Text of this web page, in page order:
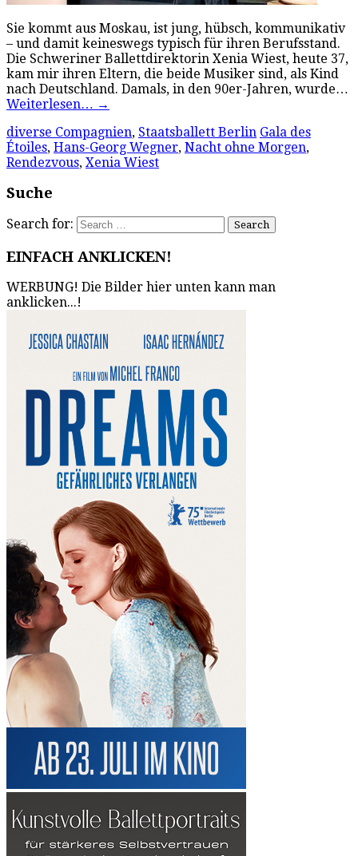
Sie kommt aus Moskau, ist jung, hübsch, kommunikativ
– und damit keineswegs typisch für ihren Berufsstand.
Die Schweriner Ballettdirektorin Xenia Wiest, heute 37,
kam mir ihren Eltern, die beide Musiker sind, als Kind
nach Deutschland. Damals, in den 90er-Jahren, wurde…
Weiterlesen… →
diverse Compagnien, Staatsballett Berlin Gala des
Étoiles, Hans-Georg Wegner, Nacht ohne Morgen,
Rendezvous, Xenia Wiest
Suche
Search for:
EINFACH ANKLICKEN!
WERBUNG! Die Bilder hier unten kann man
anklicken...!